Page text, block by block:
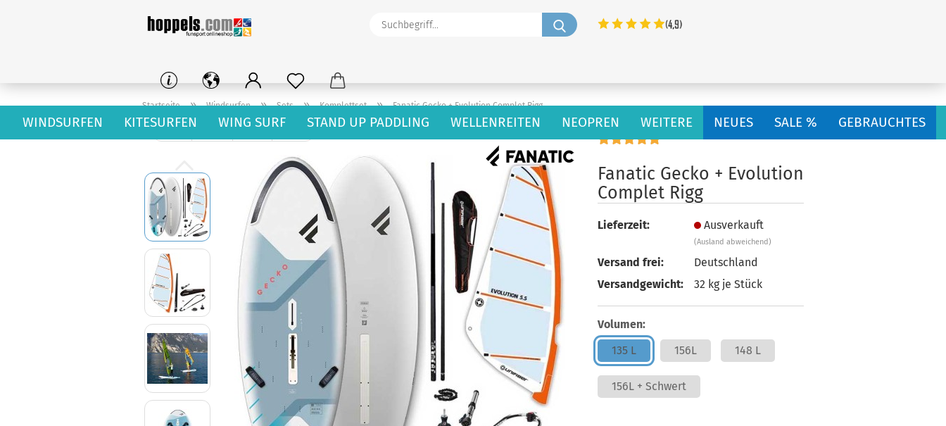
Suchbegriff...
WINDSURFEN KITESURFEN WING SURF STAND UP PADDLING WELLENREITEN NEOPREN NEUES SALE % GEBRAUCHTES
WEITERE
Startseite » Windsurfen » Sets » Komplettset » Fanatic Gecko + Evolution Complet Rigg
Fanatic Gecko + Evolution
Complet Rigg
Lieferzeit: Ausverkauft
(Ausland abweichend)
Versand frei:
Deutschland
Versandgewicht:
32 kg je Stück
Volumen:
135 L
156L 148 L
156L + Schwert